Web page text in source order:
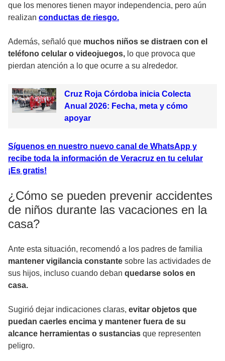
que los menores tienen mayor independencia, pero aún
realizan conductas de riesgo.
Además, señaló que muchos niños se distraen con el
teléfono celular o videojuegos, lo que provoca que
pierdan atención a lo que ocurre a su alrededor.
Cruz Roja Córdoba inicia Colecta
Anual 2026: Fecha, meta y cómo
apoyar
Síguenos en nuestro nuevo canal de WhatsApp y
recibe toda la información de Veracruz en tu celular
¡Es gratis!
¿Cómo se pueden prevenir accidentes
de niños durante las vacaciones en la
casa?
Ante esta situación, recomendó a los padres de familia
mantener vigilancia constante sobre las actividades de
sus hijos, incluso cuando deban quedarse solos en
casa.
Sugirió dejar indicaciones claras, evitar objetos que
puedan caerles encima y mantener fuera de su
alcance herramientas o sustancias que representen
peligro.